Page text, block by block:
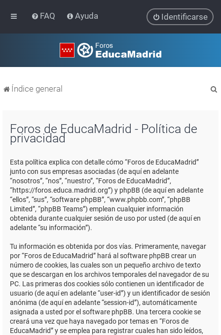
FAQ Ayuda Identificarse
Índice general
Foros de EducaMadrid - Política de
privacidad
Esta política explica con detalle cómo “Foros de EducaMadrid”
junto con sus empresas asociadas (de aquí en adelante
“nosotros”, “nos”, “nuestro”, “Foros de EducaMadrid”,
“https://foros.educa.madrid.org”) y phpBB (de aquí en adelante
“ellos”, “sus”, “software phpBB”, “www.phpbb.com”, “phpBB
Limited”, “phpBB Teams”) emplean cualquier información
obtenida durante cualquier sesión de uso por usted (de aquí en
adelante “su información”).
Tu información es obtenida por dos vías. Primeramente, navegar
por “Foros de EducaMadrid” hará al software phpBB crear un
número de cookies, las cuales son un pequeño archivo de texto
que se descargan en los archivos temporales del navegador de su
PC. Las primeras dos cookies sólo contienen un identificador de
usuario (de aquí en adelante “user-id”) y un identificador de sesión
anónima (de aquí en adelante “session-id”), automáticamente
asignada a usted por el software phpBB. Una tercera cookie se
creará una vez que haya navegado por temas en “Foros de
EducaMadrid” y se emplea para registrar cuales han sido leídos,